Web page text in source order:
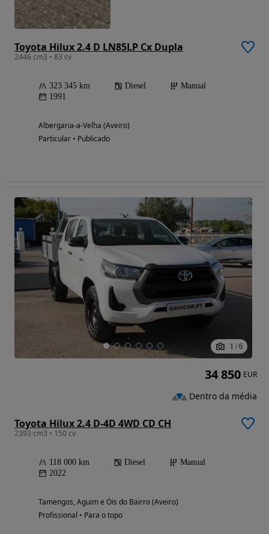
Toyota Hilux 2.4 D LN85LP Cx Dupla
2446 cm3 • 83 cv
323 345 km Diesel
Manual
1991
Albergaria-a-Velha (Aveiro)
Particular • Publicado
1 / 6
Toyota Hilux 2.4 D-4D 4WD CD CH
2393 cm3 • 150 cv
118 000 km Diesel
Manual
2022
Tamengos, Aguim e Óis do Bairro (Aveiro)
Profissional • Para o topo
34 850 EUR
Dentro da média